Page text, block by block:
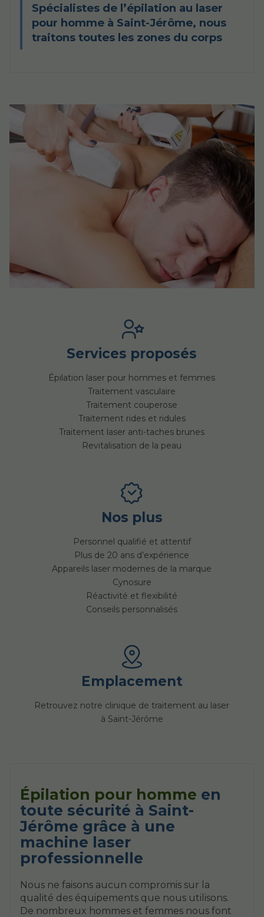
Spécialistes de l’épilation au laser
pour homme à Saint-Jérôme, nous
traitons toutes les zones du corps
Services proposés
Épilation laser pour hommes et femmes
Traitement vasculaire
Traitement couperose
Traitement rides et ridules
Traitement laser anti-taches brunes
Revitalisation de la peau
Nos plus
Personnel qualifié et attentif
Plus de 20 ans d’expérience
Appareils laser modernes de la marque
Cynosure
Réactivité et flexibilité
Conseils personnalisés
Emplacement
Retrouvez notre clinique de traitement au laser
à Saint-Jérôme
Épilation pour homme en
toute sécurité à Saint-
Jérôme grâce à une
machine laser
professionnelle
Nous ne faisons aucun compromis sur la
qualité des équipements que nous utilisons.
De nombreux hommes et femmes nous font